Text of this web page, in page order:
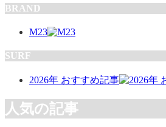
BRAND
M23
SURF
2026年 おすすめ記事
人気の記事